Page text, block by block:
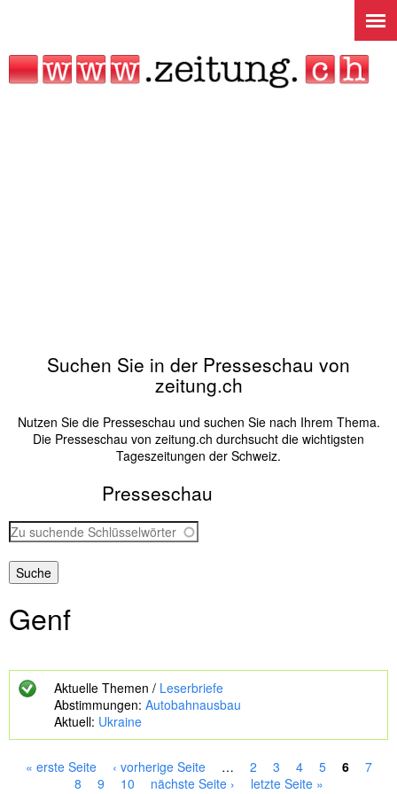
Suchen Sie in der Presseschau von
zeitung.ch
Nutzen Sie die Presseschau und suchen Sie nach Ihrem Thema.
Die Presseschau von zeitung.ch durchsucht die wichtigsten
Tageszeitungen der Schweiz.
Presseschau
Z
u
s
u
h
e
Genf
Aktuelle Themen / Leserbriefe
Abstimmungen: Autobahnausbau
Aktuell: Ukraine
« erste Seite ‹ vorherige Seite … 2 3 4 5 6
7
8
9 10 nächste Seite › letzte Seite »